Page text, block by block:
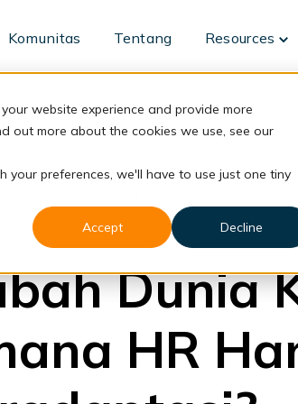
website experience and provide more
out more about the cookies we use, see our
preferences, we'll have to use just one tiny
Accept
Decline
Komunitas Tentang Resources
FRC
Dunia
HR